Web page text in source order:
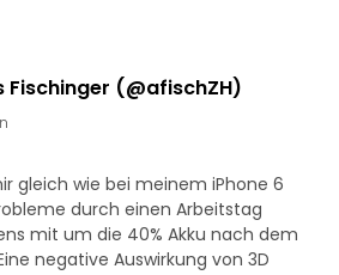
Fischinger (@afischZH)
gleich wie bei meinem iPhone 6
durch einen Arbeitstag
mit um die 40% Akku nach dem
negative Auswirkung von 3D